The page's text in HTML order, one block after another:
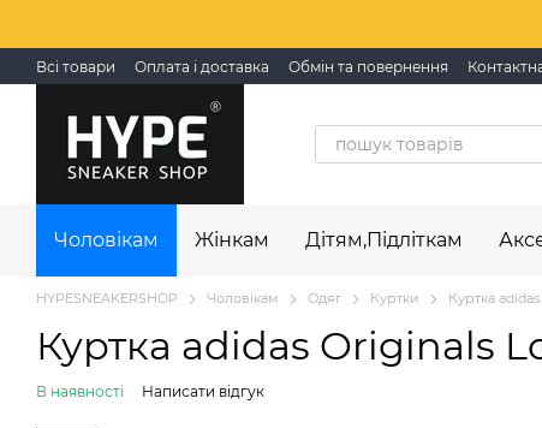
Всі товари Оплата і доставка Обмін та повернення
Чоловікам Жінкам Дітям,Підліткам
HYPESNEAKERSHOP Чоловікам Одяг Куртки Куртка
Куртка adidas Originals
В наявності Написати відгук